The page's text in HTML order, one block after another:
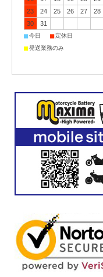
23
24 25 26 27 28
30
31
■今日 ■定休日
■発送業務のみ